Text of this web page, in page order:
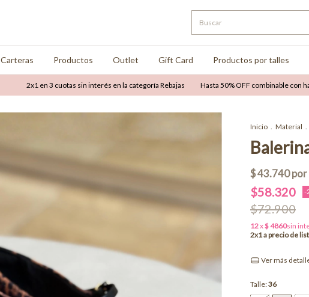
Carteras Productos Outlet Gift Card Productos por talles
2x1 en 3 cuotas sin interés en la categoría Rebajas Hasta 50% OFF combinable con hasta 12
Inicio . Material .
$58.320 -
$72.900
Ver más
Talle:36